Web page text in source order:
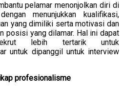
pelamar menonjolkan diri di
menunjukkan kualifikasi,
yang dimiliki serta motivasi dan
posisi yang dilamar. Hal ini dapat
lebih tertarik untuk
untuk dipanggil untuk interview
profesionalisme